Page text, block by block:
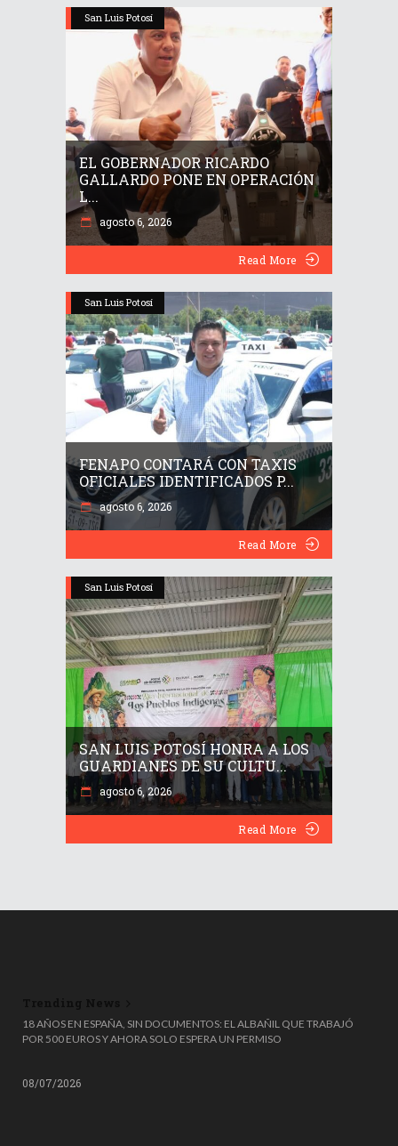
San Luis Potosí
EL GOBERNADOR RICARDO
GALLARDO PONE EN OPERACIÓN
L...
agosto 6, 2026
Read More
San Luis Potosí
FENAPO CONTARÁ CON TAXIS
OFICIALES IDENTIFICADOS P...
agosto 6, 2026
Read More
San Luis Potosí
SAN LUIS POTOSÍ HONRA A LOS
GUARDIANES DE SU CULTU...
agosto 6, 2026
Read More
🎟️🗑️ ¡TIRÓ UN MILLÓN DE EUROS A LA BASURA… Y LO RECUPERÓ DE
MILAGRO! 😱
08/07/2026